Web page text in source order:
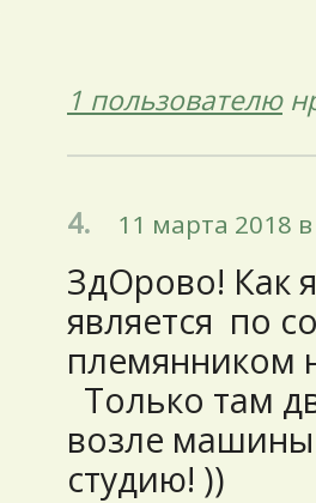
1 пользователю
4. 11 марта 2018
ЗдОрово! Как
является по
племянником
Только там
возле
студию! ))